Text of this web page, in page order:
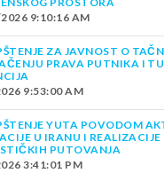
9:10:16 AM
ZA JAVNOST O
PRAVA PUTNIKA I
9:53:00 AM
YUTA POVODOM
U IRANU I REALIZACIJE
PUTOVANJA
3:41:01 PM